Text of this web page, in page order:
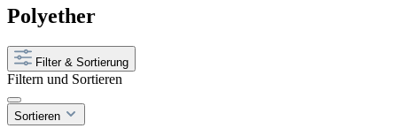
Polyether
Filter & Sortierung
Filtern und Sortieren
Sortieren